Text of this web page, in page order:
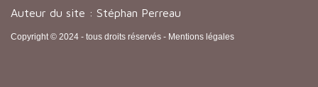
Auteur du site : Stéphan Perreau
Copyright © 2024 - tous droits réservés - Mentions légales